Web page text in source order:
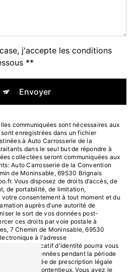
j'accepte les conditions
**
Envoyer
communiquées sont nécessaires aux
enregistrées dans un fichier
à Auto Carrosserie de la
dans le seul but de répondre à
collectées seront communiquées aux
Auto Carrosserie de la Convention
de Moninsable, 69530 Brignais
Vous disposez de droits d’accès, de
de portabilité, de limitation,
votre consentement à tout moment et du
auprès d’une autorité de
le sort de vos données post-
ces droits par voie postale à
7 Chemin de Moninsable, 69530
à l'adresse
Un justificatif d'identité pourra vous
vos données pendant la période
la durée de prescription légale
gestion des contentieux. Vous avez le